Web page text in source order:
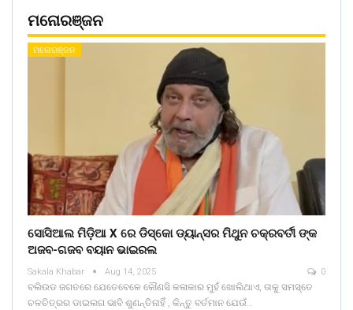
ମନୋରଞ୍ଜନ
ମନୋରଞ୍ଜନ
ସୋସିଆଲ ମିଡ଼ିଆ X ରେ ଡିସ୍କୋ ଡ୍ୟାନ୍ସର ମିଥୁନ ଚକ୍ରବର୍ତୀ ଙ୍କ
ଅଜବ-ଗଜବ ବୟାନ ଭାଇରଲ
Sakala Khabar Aug 14, 2025 0
ବଲିଉଡ ଜଗତରେ ଯେତେବେଳେ କୌଣସି କଳାକାର ମୁହଁ ଖୋଲିଥାଏ, ତାକୁ ସମସ୍ତେ
ଚଳଚିତ୍ରର ଡାଇଲଗ ଭାବି ଶୁଣନ୍ତିନାହିଁ , କିନ୍ତୁ ବର୍ତମାନ ଯେଉଁ…